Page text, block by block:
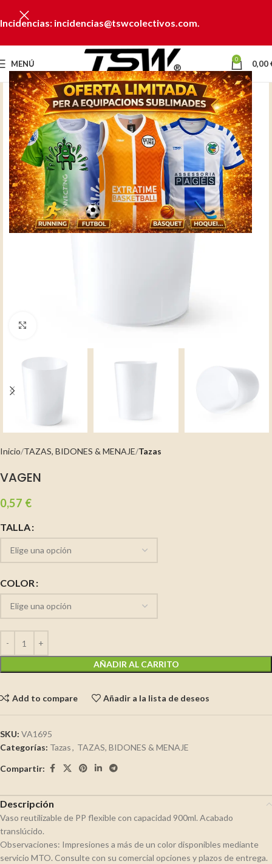
Incidencias: incidencias@tswcolectivos.com.
MENÚ 0 0,00
Inicio TAZAS, BIDONES & MENAJE Tazas
VAGEN
0,57 €
TALLA
COLOR
AÑADIR AL CARRITO
Add to compare Añadir a la lista de deseos
SKU: VA1695
Categorías: Tazas, TAZAS, BIDONES & MENAJE
Compartir:
Descripción
Vaso reutilizable de PP flexible con capacidad 900ml. Acabado
translúcido.
Observaciones: Impresiones a más de un color disponibles mediante
servicio MTO. Consulte con su comercial opciones y plazos de entrega.